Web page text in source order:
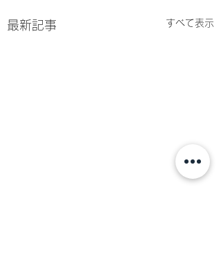
最新記事 すべて表示